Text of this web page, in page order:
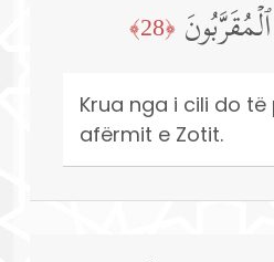
﴿28﴾
Krua nga i cili do
afërmit e Zotit.